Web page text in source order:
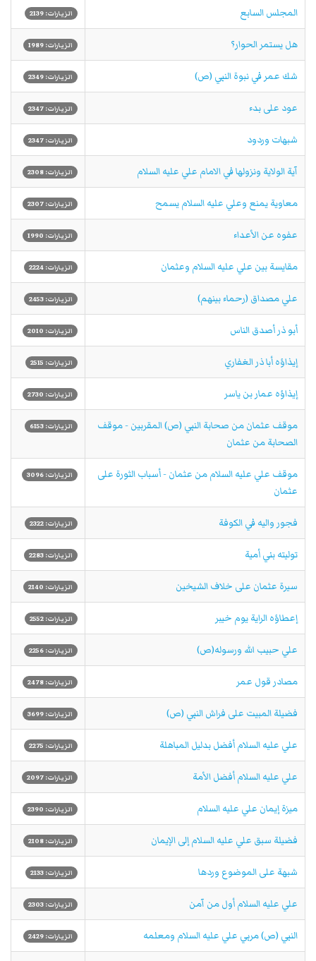
المجلس السابع الزيارات: 2139
هل يستمر الحوار؟ الزيارات: 1989
شك عمر في نبوة النبي (ص) الزيارات: 2349
عود على بدء الزيارات: 2347
شبهات وردود الزيارات: 2347
آية الولاية ونزولها في الامام علي عليه السلام الزيارات: 2308
معاوية يمنع وعلي عليه السلام يسمح الزيارات: 2307
عفوه عن الأعداء الزيارات: 1990
مقايسة بين علي عليه السلام وعثمان الزيارات: 2224
علي مصداق (رحماء بينهم) الزيارات: 2453
أبو ذر أصدق الناس الزيارات: 2010
إيذاؤه أبا ذر الغفاري الزيارات: 2515
إيذاؤه عمار بن ياسر الزيارات: 2730
موقف عثمان من صحابة النبي (ص) المقربين - موقف
الصحابة من عثمان
الزيارات: 6153
موقف علي عليه السلام من عثمان - أسباب الثورة على
عثمان
الزيارات: 3096
فجور واليه في الكوفة الزيارات: 2322
توليته بني أمية الزيارات: 2283
سيرة عثمان على خلاف الشيخين الزيارات: 2140
إعطاؤه الراية يوم خيبر الزيارات: 2552
علي حبيب الله ورسوله(ص) الزيارات: 2256
مصادر قول عمر الزيارات: 2478
فضيلة المبيت على فراش النبي (ص) الزيارات: 3699
علي عليه السلام أفضل بدليل المباهلة الزيارات: 2275
علي عليه السلام أفضل الأمة الزيارات: 2097
ميزة إيمان علي عليه السلام الزيارات: 2390
فضيلة سبق علي عليه السلام إلى الإيمان الزيارات: 2108
شبهة على الموضوع وردها الزيارات: 2133
علي عليه السلام أول من آمن الزيارات: 2303
النبي (ص) مربي علي عليه السلام ومعلمه الزيارات: 2429